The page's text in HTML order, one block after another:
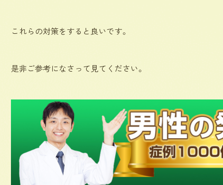
これらの対策をすると良いです。
是非ご参考になさって見てください。